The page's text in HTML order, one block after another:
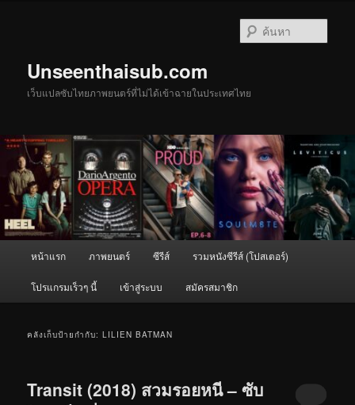
Unseenthaisub.com
เว็บแปลซับไทยภาพยนตร์ที่ไม่ได้เข้าฉายในประเทศไทย
หน้าแรก ภาพยนตร์ ซีรีส์ รวมหนังซีรีส์ (โปสเตอร์)
โปรแกรมเร็วๆ นี้ เข้าสู่ระบบ สมัครสมาชิก
คลังเก็บป้ายกำกับ:LILIEN BATMAN
Transit (2018) สวมรอยหนี – ซับ